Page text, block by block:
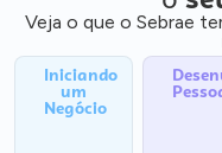
Veja o que o Sebrae
Iniciando
um
Negócio